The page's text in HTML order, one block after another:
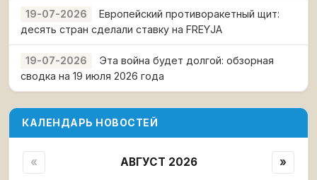
19-07-2026
Европейский противоракетный щит:
десять стран сделали ставку на FREYJA
19-07-2026
Эта война будет долгой: обзорная
сводка на 19 июля 2026 года
КАЛЕНДАРЬ НОВОСТЕЙ
« АВГУСТ 2026 »